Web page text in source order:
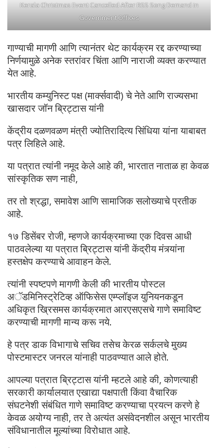
Kerala Christmas Event Cancelled After RSS Song Demand in
Government Offices
गाण्याची मागणी आणि त्यानंतर थेट कार्यक्रम रद्द करण्याच्या
निर्णयामुळे अनेक स्तरांवर चिंता आणि नाराजी व्यक्त करण्यात
येत आहे.
भारतीय कम्युनिस्ट पक्ष (मार्क्सवादी) चे नेते आणि राज्यसभा
खासदार जॉन ब्रिट्टास यांनी
केंद्रीय दळणवळण मंत्री ज्योतिरादित्य सिंधिया यांना याबाबत
पत्र लिहिले आहे.
या पत्रात त्यांनी नमूद केले आहे की, भारतात नाताळ हा केवळ
सांस्कृतिक सण नाही,
तर तो श्रद्धा, समावेश आणि सामाजिक सलोख्याचे प्रतीक
आहे.
१७ डिसेंबर रोजी, म्हणजे कार्यक्रमाच्या एक दिवस आधी
पाठवलेल्या या पत्रात ब्रिट्टास यांनी केंद्रीय मंत्र्यांना
हस्तक्षेप करण्याचे आवाहन केले.
त्यांनी स्पष्टपणे मागणी केली की भारतीय पोस्टल
अॅडमिनिस्ट्रेटिव्ह ऑफिसेस एम्प्लॉइज युनियनकडून
अधिकृत ख्रिसमस कार्यक्रमात आरएसएसचे गाणे समाविष्ट
करण्याची मागणी मान्य करू नये.
हे पत्र डाक विभागाचे सचिव तसेच केरळ सर्कलचे मुख्य
पोस्टमास्टर जनरल यांनाही पाठवण्यात आले होते.
आपल्या पत्रात ब्रिट्टास यांनी म्हटले आहे की, कोणत्याही
सरकारी कार्यालयात एखाद्या पक्षपाती किंवा वैचारिक
संघटनेशी संबंधित गाणे समाविष्ट करण्याचा प्रयत्न करणे हे
केवळ अयोग्य नाही, तर ते अत्यंत असंवेदनशील असून भारतीय
संविधानातील मूल्यांच्या विरोधात आहे.